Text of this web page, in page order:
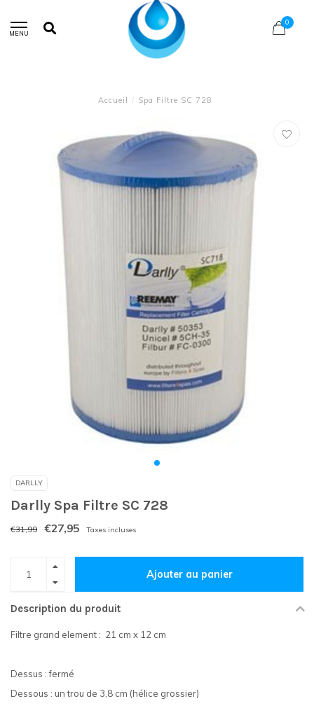
MENU
0
Accueil / Spa Filtre SC 728
DARLLY
Darlly Spa Filtre SC 728
€31,99 €27,95 Taxes incluses
Ajouter au panier
Description du produit
Filtre grand element : 21 cm x 12 cm
Dessus : fermé
Dessous : un trou de 3,8 cm (hélice grossier)